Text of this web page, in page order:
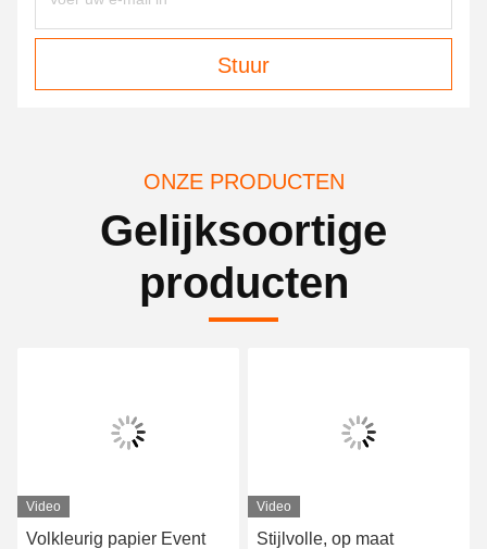
Stuur
ONZE PRODUCTEN
Gelijksoortige
producten
Video
Volkleurig papier Event
Video
Stijlvolle, op maat